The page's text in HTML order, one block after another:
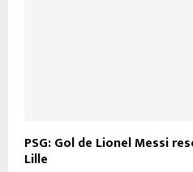
PSG: Gol de Lionel Messi
Lille